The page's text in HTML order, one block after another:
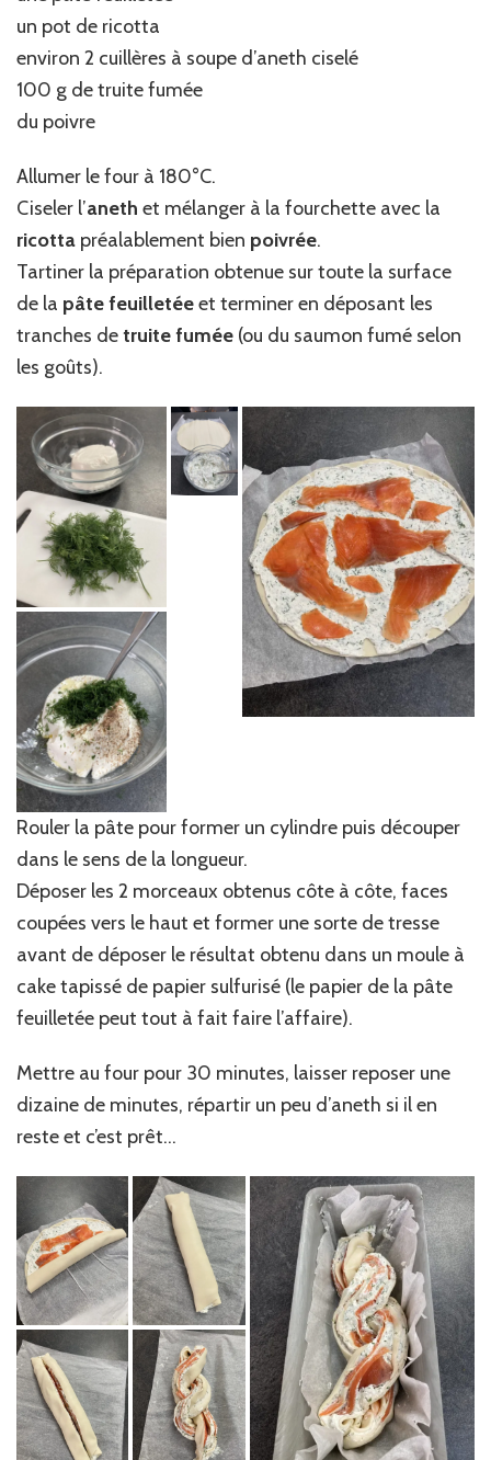
un pot de ricotta
environ 2 cuillères à soupe d’aneth ciselé
100 g de truite fumée
du poivre
Allumer le four à 180°C.
Ciseler l’aneth et mélanger à la fourchette avec la
ricotta préalablement bien poivrée.
Tartiner la préparation obtenue sur toute la surface
de la pâte feuilletéeet terminer en déposant les
tranches detruite fumée (ou du saumon fumé selon
les goûts).
Rouler la pâte pour former un cylindre puis découper
dans le sens de la longueur.
Déposer les 2 morceaux obtenus côte à côte, faces
coupées vers le haut et former une sorte de tresse
avant de déposer le résultat obtenu dans un moule à
cake tapissé de papier sulfurisé (le papier de la pâte
feuilletée peut tout à fait faire l’affaire).
Mettre au four pour 30 minutes, laisser reposer une
dizaine de minutes, répartir un peu d’aneth si il en
reste et c’est prêt…